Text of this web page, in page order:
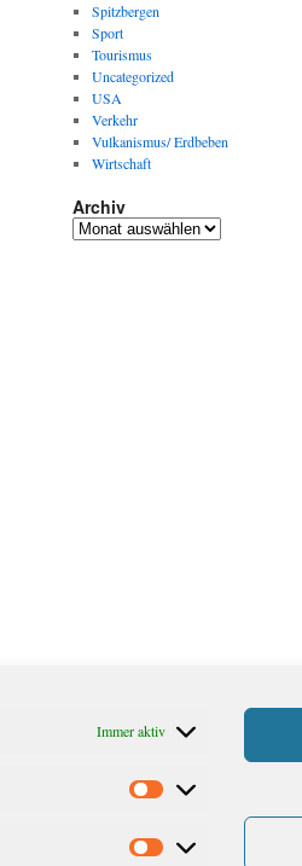
Immer aktiv
Statistiken
Marketing
Spitzbergen
Sport
Tourismus
Uncategorized
USA
Verkehr
Vulkanismus/ Erdbeben
Wirtschaft
Archiv
Archiv